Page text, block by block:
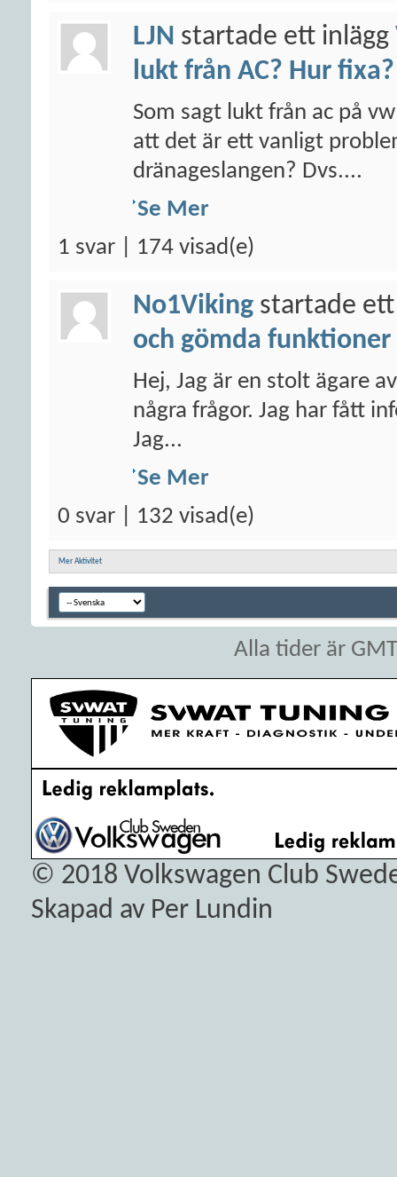
LJN startade ett inlägg
lukt från AC? Hur fixa?
Som sagt lukt från ac på
att det är ett vanligt
dränageslangen? Dvs....
Se Mer
1 svar | 174 visad(e)
No1Viking startade
och gömda funktioner
Hej, Jag är en stolt ägare
några frågor. Jag har fått
Jag...
Se Mer
0 svar | 132 visad(e)
Mer Aktivitet
Alla tider är
© 2018 Volkswagen Club
Skapad av Per Lundin